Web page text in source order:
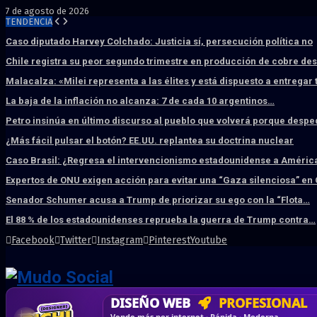
7 de agosto de 2026
TENDENCIA
Caso diputado Harvey Colchado: Justicia sí, persecución política no
Chile registra su peor segundo trimestre en producción de cobre
Malacalza: «Milei representa a las élites y está dispuesto a entregar
La baja de la inflación no alcanza: 7 de cada 10 argentinos…
Petro insinúa en último discurso al pueblo que volverá porque
¿Más fácil pulsar el botón? EE.UU. replantea su doctrina nuclear
Caso Brasil: ¿Regresa el intervencionismo estadounidense a
Expertos de ONU exigen acción para evitar una “Gaza silenciosa” en
Senador Schumer acusa a Trump de priorizar su ego con la “Flota…
El 88 % de los estadounidenses reprueba la guerra de Trump contra…
Facebook Twitter Instagram PinterestYoutube
HOSTING SSD SÚPER RÁPIDO
DISEÑO WEB PROFESIONAL
CRM & DASHBOARD A MEDIDA
CORREO CORPORATIVO